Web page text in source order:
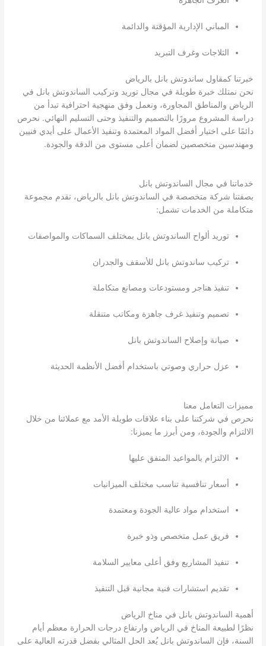
المباني الإدارية المؤقتة والدائمة
الثلاجات وغرف التبريد
خبرتنا كمقاول ساندوتش بانل بالرياض
نحن نمتلك خبرة طويلة في مجال توريد وتركيب الساندوتش بانل في
الرياض والمناطق المجاورة، ونعمل وفق منهجية احترافية تبدأ من
دراسة المشروع مرورًا بالتصميم والتنفيذ وحتى التسليم النهائي. نحرص
دائمًا على اختيار أفضل المواد المعتمدة وتنفيذ الأعمال على أيدي فنيين
ومهندسين متخصصين لضمان أعلى مستوى من الدقة والجودة.
خدماتنا في مجال الساندوتش بانل
بصفتنا شركة متخصصة في الساندوتش بانل بالرياض، نقدم مجموعة
متكاملة من الخدمات تشمل:
توريد ألواح الساندوتش بانل بمختلف السماكات والمواصفات
تركيب ساندوتش بانل للأسقف والجدران
تنفيذ هناجر ومستودعات ومصانع متكاملة
تصميم وتنفيذ غرف جاهزة ومكاتب متنقلة
صيانة وإصلاح الساندوتش بانل
عزل حراري وصوتي باستخدام أفضل الأنظمة الحديثة
مميزات التعامل معنا
نحرص في شركتنا على بناء علاقات طويلة الأمد مع عملائنا من خلال
الالتزام والجودة، ومن أبرز ما يميزنا:
الالتزام بالمواعيد المتفق عليها
أسعار تنافسية تناسب مختلف الميزانيات
استخدام مواد عالية الجودة ومعتمدة
فريق عمل متخصص وذو خبرة
تنفيذ المشاريع وفق أعلى معايير السلامة
تقديم استشارات فنية مجانية قبل التنفيذ
أهمية الساندوتش بانل في مناخ الرياض
نظرًا لطبيعة المناخ في الرياض وارتفاع درجات الحرارة معظم أيام
السنة، فإن الساندوتش بانل يُعد الحل المثالي بفضل قدرته العالية على